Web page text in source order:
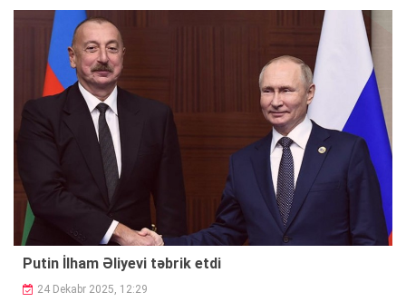
Putin İlham Əliyevi təbrik etdi
24 Dekabr 2025, 12:29